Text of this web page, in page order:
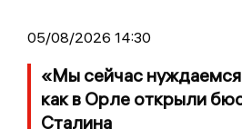
05/08/2026 14:30
«Мы сейчас
как в Орле открыли
Сталина